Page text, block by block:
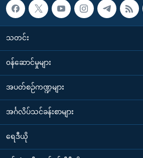
သတင်း
၀န်ဆောင်မှုများ
အပတ်စဉ်ကဏ္ဍများ
အင်္ဂလိပ်သင်ခန်းစာများ
ရေဒီယို